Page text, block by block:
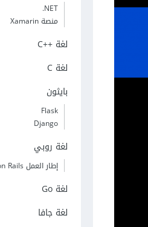
‎.NET
منصة Xamarin
لغة C++‎
لغة C
بايثون
Flask
Django
لغة روبي
إطار العمل Ruby on Rails
لغة Go
لغة جافا